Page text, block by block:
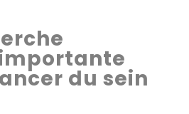
du sein